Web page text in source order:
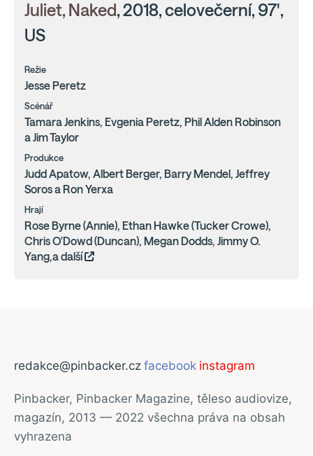
Juliet, Naked, 2018, celovečerní, 97',
US
Režie
Jesse Peretz
Scénář
Tamara Jenkins, Evgenia Peretz, Phil Alden Robinson
a Jim Taylor
Produkce
Judd Apatow, Albert Berger, Barry Mendel, Jeffrey
Soros a Ron Yerxa
Hrají
Rose Byrne (Annie), Ethan Hawke (Tucker Crowe),
Chris O'Dowd (Duncan), Megan Dodds, Jimmy O.
Yang,a další
redakce@pinbacker.cz facebook instagram
Pinbacker, Pinbacker Magazine, těleso audiovize,
magazín, 2013 — 2022 všechna práva na obsah
vyhrazena